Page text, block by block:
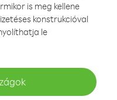
is meg kellene
konstrukcióval
le